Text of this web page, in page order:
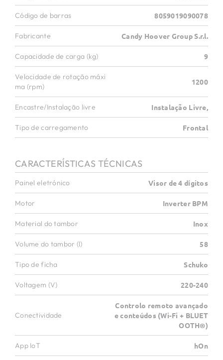
Código de barras 8059019090078
Fabricante Candy Hoover Group S.r.l.
Capacidade de carga (kg) 9
Velocidade de rotação máxi
ma (rpm)
1200
Encastre/Instalação livre Instalação Livre,
Tipo de carregamento Frontal
CARACTERÍSTICAS TÉCNICAS
Painel eletrónico Visor de 4 dígitos
Motor Inverter BPM
Material do tambor Inox
Volume do tambor (l) 58
Tipo de ficha Schuko
Voltagem (V) 220-240
Conectividade
Controlo remoto avançado
e conteúdos (Wi-Fi + BLUET
OOTH®)
App IoT hOn